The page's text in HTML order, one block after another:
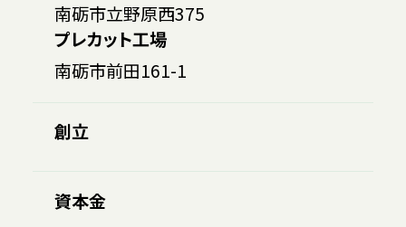
南砺市立野原西375
プレカット工場
南砺市前田161-1
創立
資本金